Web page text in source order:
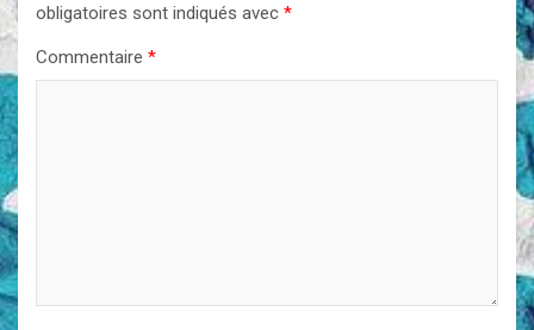
obligatoires sont indiqués avec *
Commentaire *